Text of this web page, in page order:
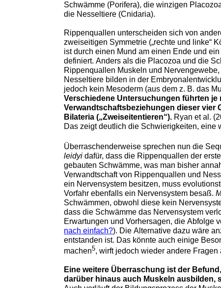
Schwämme (Porifera), die winzigen
die Nesseltiere (Cnidaria).
Rippenquallen unterscheiden sich von
zweiseitigen Symmetrie („rechte und linke“
ist durch einen Mund am einen Ende und
definiert. Anders als die Placozoa und die
Rippenquallen Muskeln und
Nesseltiere bilden in der
Verschiedene Untersuchungen führten
Verwandtschaftsbeziehungen dieser vier
Bilateria („Zweiseitentieren“). Ryan et al.
Das zeigt deutlich die Schwierigkeiten, eine
Überraschenderweise sprechen nun die
leidyi dafür, dass die Rippenquallen der
gebauten Schwämme, was man bisher
Verwandtschaft von Rippenquallen und
ein Nervensystem besitzen, muss
Vorfahr ebenfalls ein Nervensystem besaß.
Schwämmen, obwohl diese kein
dass die Schwämme das Nervensystem
Erwartungen und Vorhersagen, die Abfolge
nach einfach?). Die Alternative dazu wäre
entstanden ist. Das könnte auch einige
machen5, wirft jedoch wieder andere Fragen
Eine weitere Überraschung ist der
darüber hinaus auch Muskeln ausbilden,